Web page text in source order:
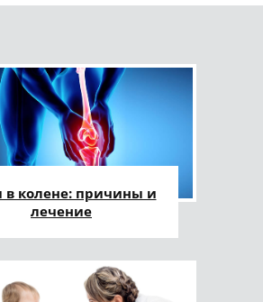
в колене: причины и
лечение